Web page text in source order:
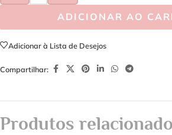
ADICIONAR AO
Adicionar à Lista de Desejos
Compartilhar:
Produtos